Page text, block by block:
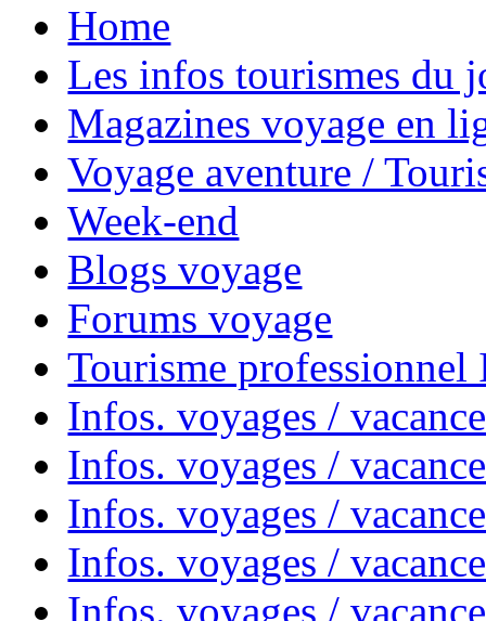
Home
Les infos tourismes du
Magazines voyage en
Voyage aventure /
Week-end
Blogs voyage
Forums voyage
Tourisme
Infos. voyages /
Infos. voyages /
Infos. voyages /
Infos. voyages /
Infos. voyages /